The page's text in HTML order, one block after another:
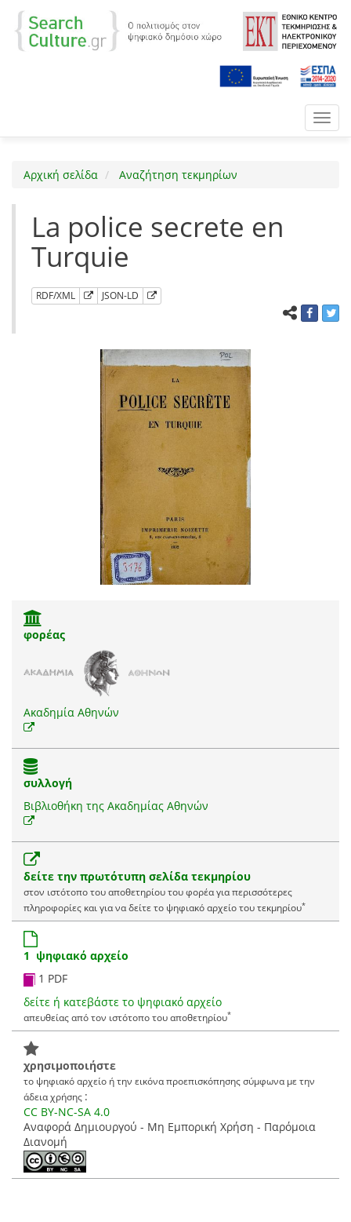
Αρχική σελίδα Αναζήτηση τεκμηρίων
La police secrete en
Turquie
RDF/XML JSON-LD
φορέας
Ακαδημία Αθηνών
συλλογή
Βιβλιοθήκη της Ακαδημίας Αθηνών
δείτε την πρωτότυπη σελίδα τεκμηρίου
στον ιστότοπο του αποθετηρίου του φορέα για περισσότερες
πληροφορίες και για να δείτε το ψηφιακό αρχείο του τεκμηρίου*
1 ψηφιακό αρχείο
1 PDF
δείτε ή κατεβάστε το ψηφιακό αρχείο
απευθείας από τον ιστότοπο του αποθετηρίου*
χρησιμοποιήστε
το ψηφιακό αρχείο ή την εικόνα προεπισκόπησης σύμφωνα με την
άδεια χρήσης :
CC BY-NC-SA 4.0
Αναφορά Δημιουργού - Μη Εμπορική Χρήση - Παρόμοια
Διανομή